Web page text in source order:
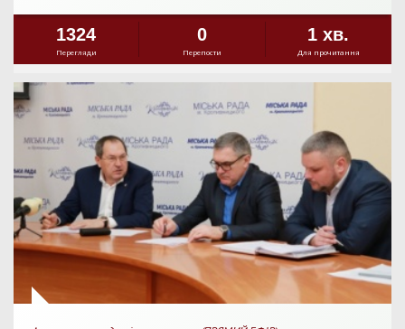
1324
Перегляди
0
Перепости
1 хв.
Для прочитання